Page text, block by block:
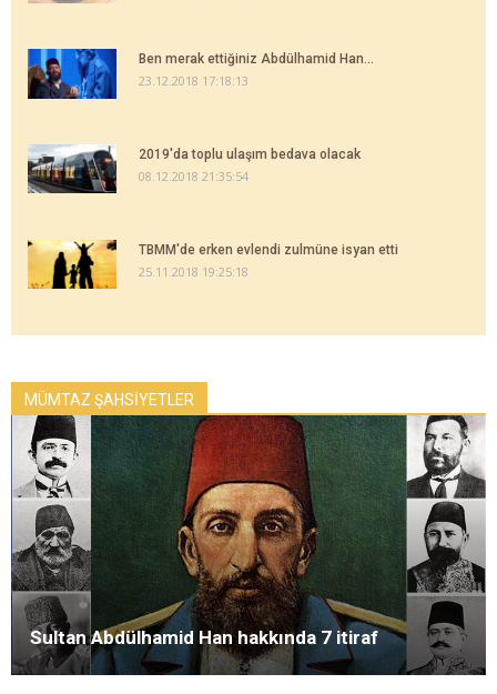
Ben merak ettiğiniz Abdülhamid Han...
23.12.2018 17:18:13
2019'da toplu ulaşım bedava olacak
08.12.2018 21:35:54
TBMM'de erken evlendi zulmüne isyan etti
25.11.2018 19:25:18
MÜMTAZ ŞAHSİYETLER
Sultan Abdülhamid Han hakkında 7 itiraf